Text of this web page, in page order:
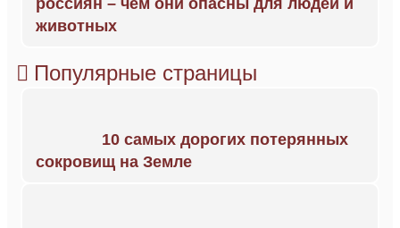
животных
Популярные страницы
10 самых дорогих потерянных
сокровищ на Земле